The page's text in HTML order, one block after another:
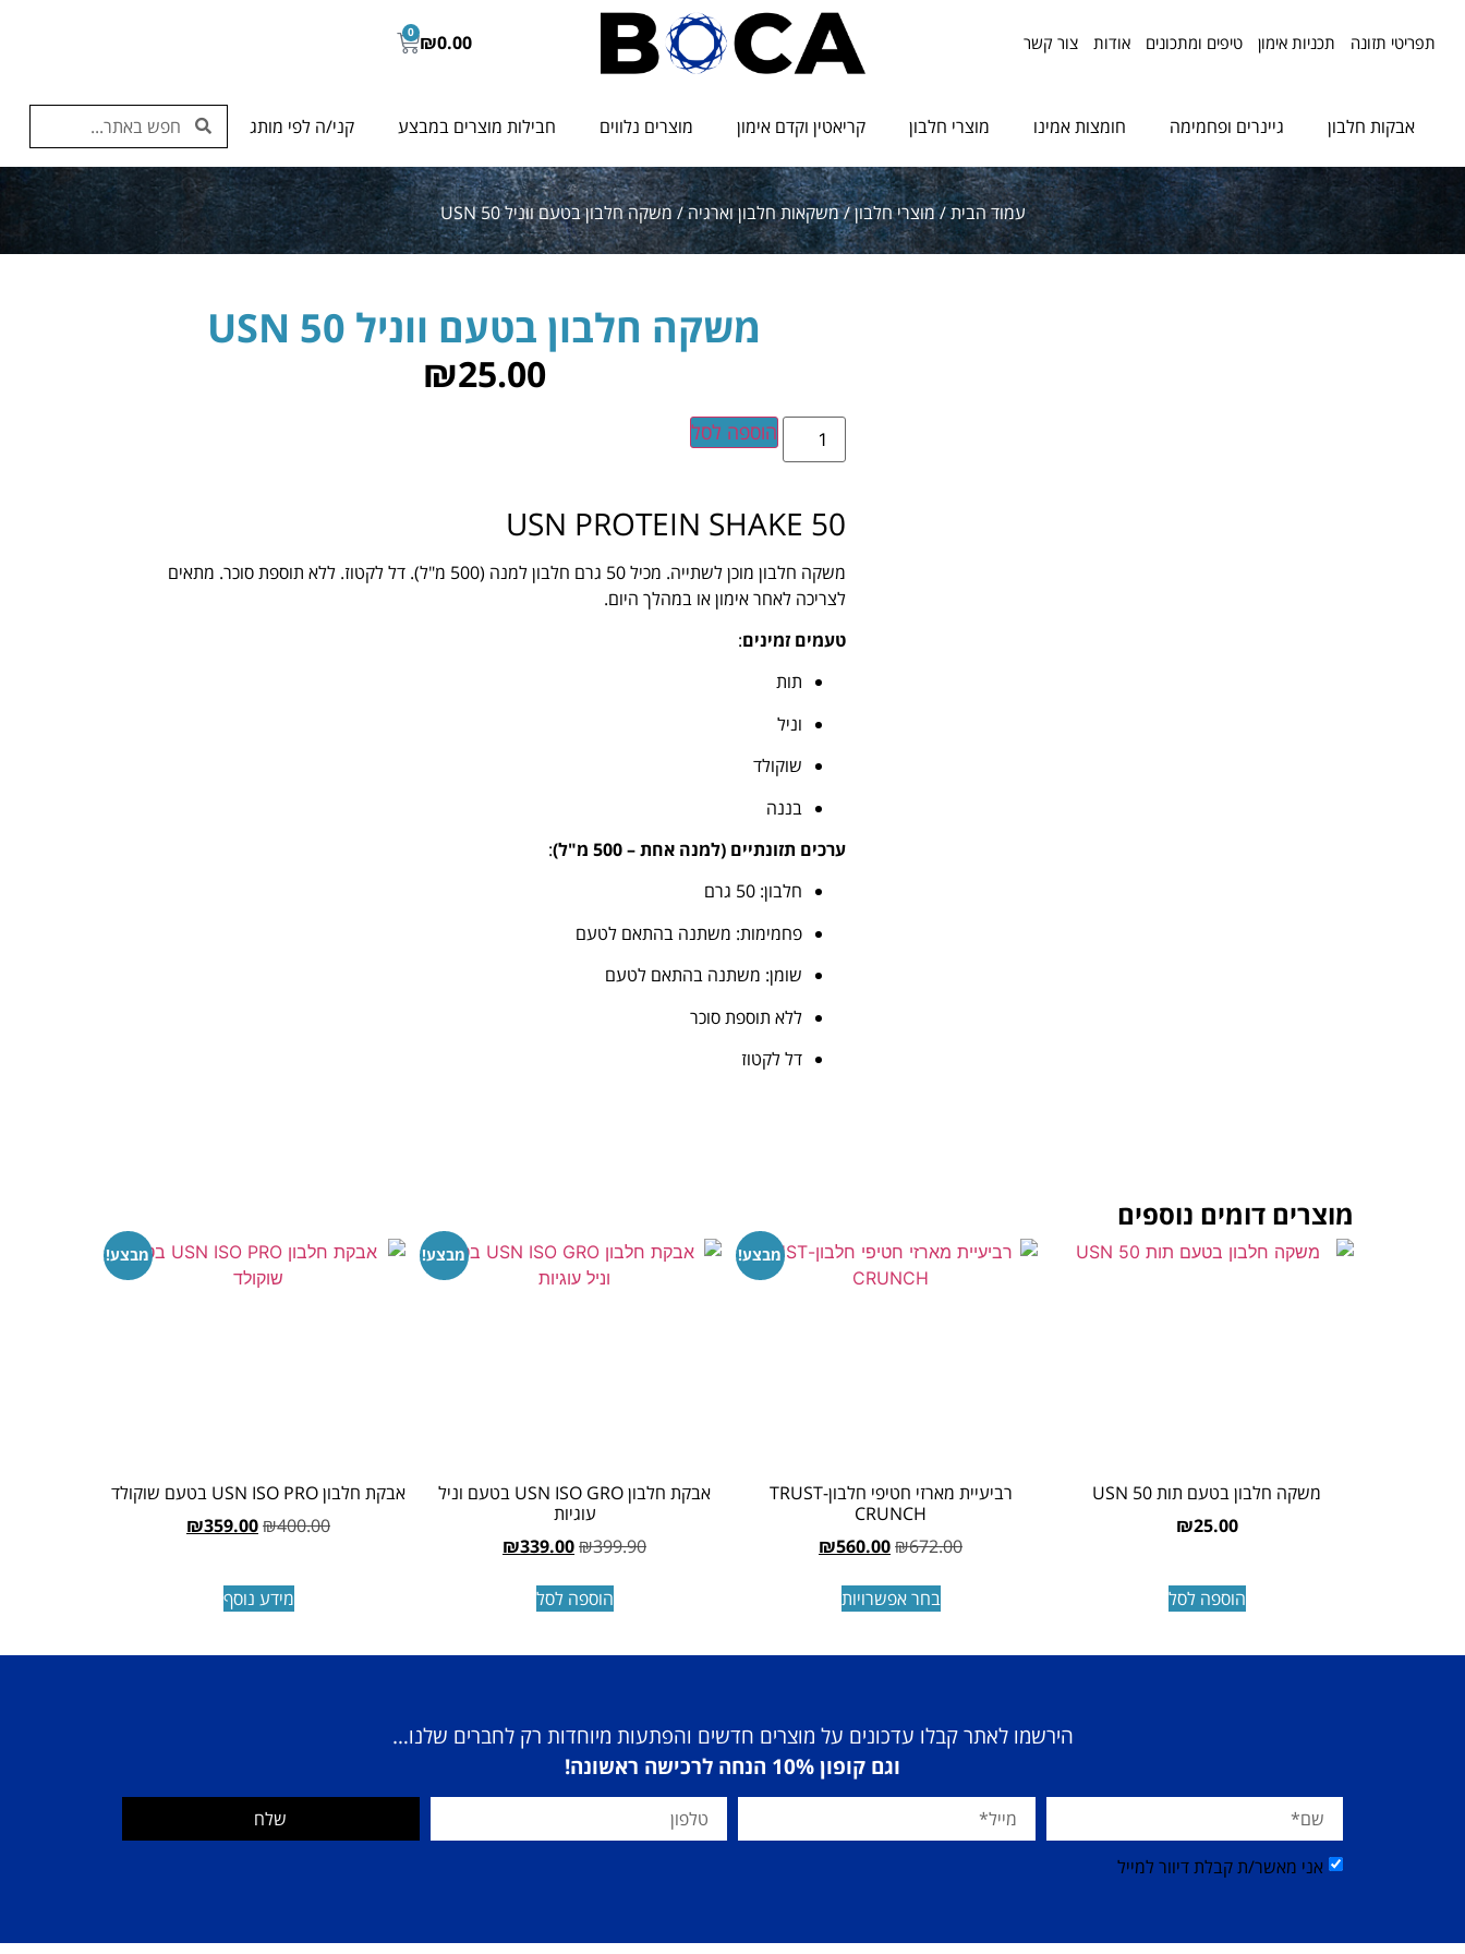
תפריטי תזונה תכניות אימון טיפים ומתכונים אודות צור קשר ₪0.00
0
אבקות חלבון גיינרים ופחמימה חומצות אמינו מוצרי חלבון קריאטין וקדם אימון מוצרים נלווים חבילות מוצרים במבצע קני/ה לפי מותג
עמוד הבית/מוצרי חלבון/משקאות חלבון וארגיה/ משקה חלבון בטעם ווניל USN 50
משקה חלבון בטעם ווניל USN 50
₪25.00
הוספה לסל
USN PROTEIN SHAKE 50
משקה חלבון מוכן לשתייה. מכיל 50 גרם חלבון למנה (500 מ"ל). דל לקטוז. ללא תוספת סוכר. מתאים
לצריכה לאחר אימון או במהלך היום.
טעמים זמינים:
תות
וניל
שוקולד
בננה
ערכים תזונתיים (למנה אחת – 500 מ"ל)
:
חלבון: 50 גרם
פחמימות: משתנה בהתאם לטעם
שומן: משתנה בהתאם לטעם
ללא תוספת סוכר
דל לקטוז
מוצרים דומים נוספים
משקה חלבון בטעם תות USN 50
₪25.00
הוספה לסל
מבצע!
רביעיית מארזי חטיפי חלבון-TRUST
CRUNCH
₪672.00
₪560.00
בחר אפשרויות
מבצע!
אבקת חלבון USN ISO GRO בטעם וניל
עוגיות
₪399.90
₪339.00
הוספה לסל
מבצע!
אבקת חלבון USN ISO PRO בטעם שוקולד
₪400.00
₪359.00
מידע נוסף
הירשמו לאתר קבלו עדכונים על מוצרים חדשים והפתעות מיוחדות רק לחברים שלנו…
וגם קופון 10% הנחה לרכישה ראשונה!
אני מאשר/ת קבלת דיוור למייל
שלח